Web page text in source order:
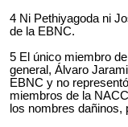
4 Ni Pethiyagoda ni
de la EBNC.
5 El único miembro
general, Álvaro
EBNC y no
miembros de la
los nombres dañinos,